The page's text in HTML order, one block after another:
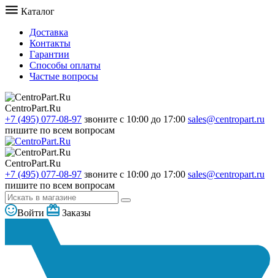
Каталог
Доставка
Контакты
Гарантии
Способы оплаты
Частые вопросы
CentroPart.Ru
+7 (495) 077-08-97 звоните с 10:00 до 17:00 sales@centropart.ru
пишите по всем вопросам
CentroPart.Ru
+7 (495) 077-08-97 звоните с 10:00 до 17:00 sales@centropart.ru
пишите по всем вопросам
Войти Заказы